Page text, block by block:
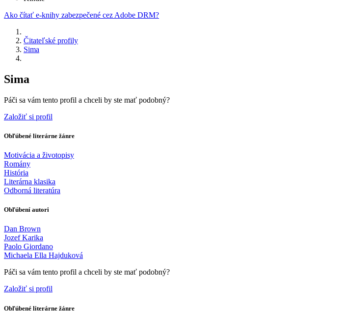
Ako čítať e-knihy zabezpečené cez Adobe DRM?
Čitateľské profily
Sima
Sima
Páči sa vám tento profil a chceli by ste mať podobný?
Založiť si profil
Obľúbené literárne žánre
Motivácia a životopisy
Romány
História
Literárna klasika
Odborná literatúra
Obľúbení autori
Dan Brown
Jozef Karika
Paolo Giordano
Michaela Ella Hajduková
Páči sa vám tento profil a chceli by ste mať podobný?
Založiť si profil
Obľúbené literárne žánre